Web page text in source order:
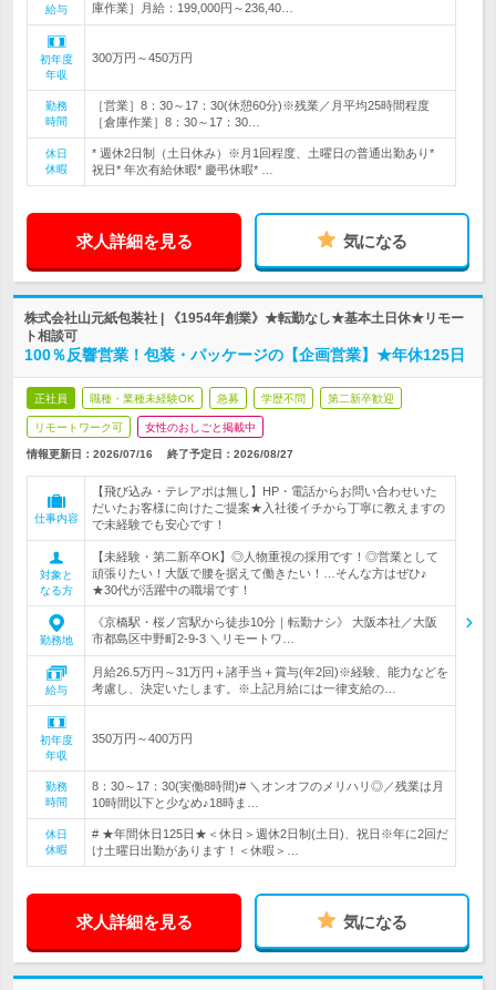
給与
庫作業］月給：199,000円～236,40…
初年度
年収
300万円～450万円
勤務
時間
［営業］8：30～17：30(休憩60分)※残業／月平均25時間程度
［倉庫作業］8：30～17：30…
休日
休暇
* 週休2日制（土日休み）※月1回程度、土曜日の普通出勤あり*
祝日* 年次有給休暇* 慶弔休暇* …
求人詳細を見る 気になる
株式会社山元紙包装社 | 《1954年創業》★転勤なし★基本土日休★リモー
ト相談可
100％反響営業！包装・パッケージの【企画営業】★年休125日
正社員 職種・業種未経験OK 急募 学歴不問 第二新卒歓迎
リモートワーク可 女性のおしごと掲載中
情報更新日：2026/07/16 終了予定日： 2026/08/27
仕事内容
【飛び込み・テレアポは無し】HP・電話からお問い合わせいた
だいたお客様に向けたご提案★入社後イチから丁寧に教えますの
で未経験でも安心です！
対象と
なる方
【未経験・第二新卒OK】◎人物重視の採用です！◎営業として
頑張りたい！大阪で腰を据えて働きたい！…そんな方はぜひ♪
★30代が活躍中の職場です！
勤務地
《京橋駅・桜ノ宮駅から徒歩10分｜転勤ナシ》 大阪本社／大阪
市都島区中野町2-9-3 ＼リモートワ…
給与
月給26.5万円～31万円＋諸手当＋賞与(年2回)※経験、能力などを
考慮し、決定いたします。※上記月給には一律支給の…
初年度
年収
350万円～400万円
勤務
時間
8：30～17：30(実働8時間)# ＼オンオフのメリハリ◎／残業は月
10時間以下と少なめ♪18時ま…
休日
休暇
# ★年間休日125日★＜休日＞週休2日制(土日)、祝日※年に2回だ
け土曜日出勤があります！＜休暇＞…
求人詳細を見る 気になる